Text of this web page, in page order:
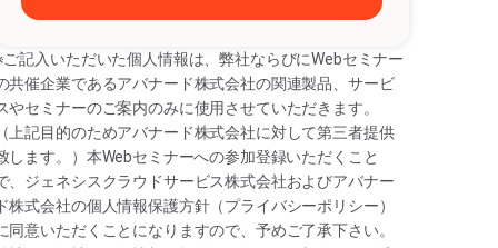
記入いただいた個人情報は、弊社ならびにWebセミナー
共催企業であるアバナード株式会社の関連製品、サービ
やセミナーのご案内のみに使用させていただきます。
上記目的のためアバナード株式会社に対して第三者提供
します。）本Webセミナーへの参加登録いただくこと
、ジェネシスクラウドサービス株式会社およびアバナー
株式会社の個人情報保護方針（プライバシーポリシー）
同意いただくことになりますので、予めご了承下さい。